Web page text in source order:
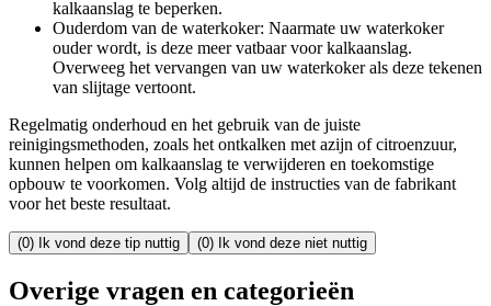
kalkaanslag te beperken.
Ouderdom van de waterkoker: Naarmate uw waterkoker
ouder wordt, is deze meer vatbaar voor kalkaanslag.
Overweeg het vervangen van uw waterkoker als deze tekenen
van slijtage vertoont.
Regelmatig onderhoud en het gebruik van de juiste
reinigingsmethoden, zoals het ontkalken met azijn of citroenzuur,
kunnen helpen om kalkaanslag te verwijderen en toekomstige
opbouw te voorkomen. Volg altijd de instructies van de fabrikant
voor het beste resultaat.
(0) Ik vond deze tip nuttig (0) Ik vond deze niet nuttig
Overige vragen en categorieën